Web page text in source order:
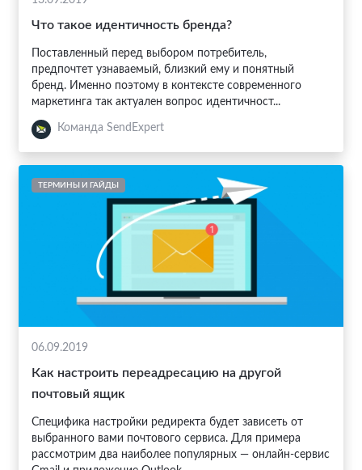
Что такое идентичность бренда?
Поставленный перед выбором потребитель,
предпочтет узнаваемый, близкий ему и понятный
бренд. Именно поэтому в контексте современного
маркетинга так актуален вопрос идентичност...
Команда SendExpert
ТЕРМИНЫ И ГАЙДЫ
06.09.2019
Как настроить переадресацию на другой
почтовый ящик
Специфика настройки редиректа будет зависеть от
выбранного вами почтового сервиса. Для примера
рассмотрим два наиболее популярных — онлайн-сервис